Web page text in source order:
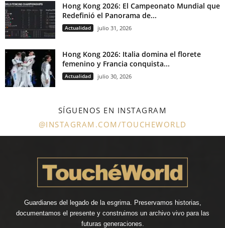
Hong Kong 2026: El Campeonato Mundial que
Redefinió el Panorama de...
Actualidad julio 31, 2026
Hong Kong 2026: Italia domina el florete
femenino y Francia conquista...
Actualidad julio 30, 2026
SÍGUENOS EN INSTAGRAM
@INSTAGRAM.COM/TOUCHEWORLD
Guardianes del legado de la esgrima. Preservamos historias,
documentamos el presente y construimos un archivo vivo para las
futuras generaciones.